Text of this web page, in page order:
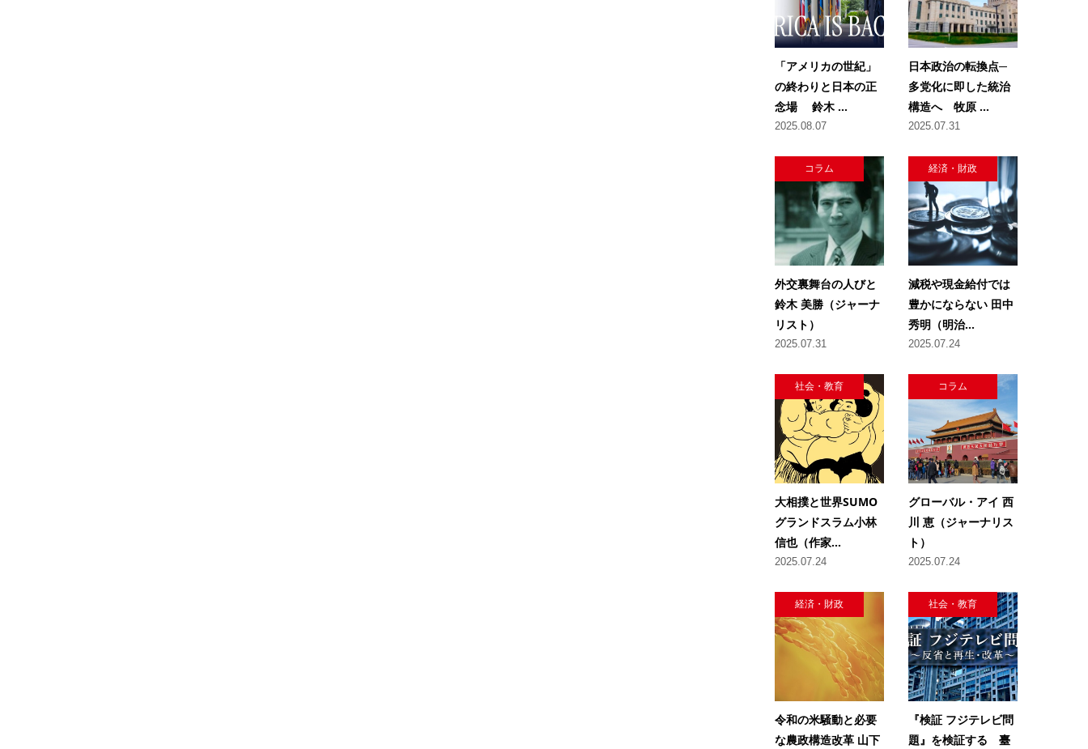
「アメリカの世紀」
の終わりと日本の正
念場 鈴木 ...
2025.08.07
日本政治の転換点─
多党化に即した統治
構造へ 牧原 ...
2025.07.31
コラム
外交裏舞台の人びと
鈴木 美勝（ジャーナ
リスト）
2025.07.31
経済・財政
減税や現金給付では
豊かにならない 田中
秀明（明治...
2025.07.24
社会・教育
大相撲と世界SUMO
グランドスラム小林
信也（作家...
2025.07.24
コラム
グローバル・アイ 西
川 恵（ジャーナリス
ト）
2025.07.24
経済・財政
令和の米騒動と必要
な農政構造改革 山下
社会・教育
『検証 フジテレビ問
題』を検証する 臺